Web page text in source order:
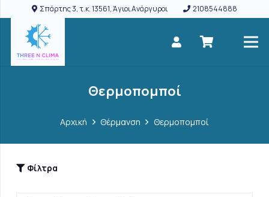
Σπάρτης 3, τ.κ. 13561, Άγιοι Ανάργυροι 2108544888
Θερμοπομποί
Αρχική Θέρμανση Θερμοπομποί
Φίλτρα